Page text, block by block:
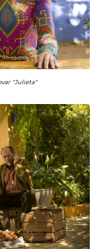
"Julieta"